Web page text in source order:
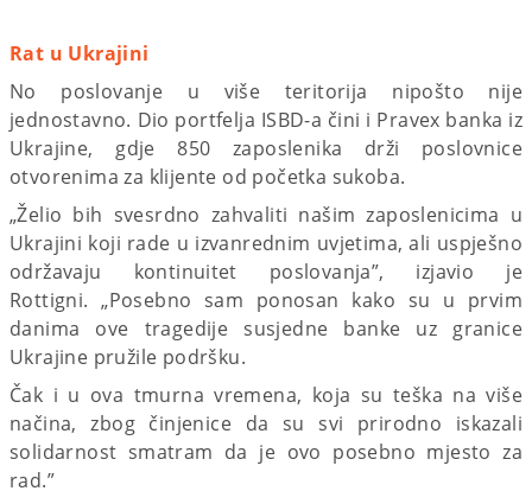
Rat u Ukrajini
No poslovanje u više teritorija nipošto nije
jednostavno. Dio portfelja ISBD-a čini i Pravex banka iz
Ukrajine, gdje 850 zaposlenika drži poslovnice
otvorenima za klijente od početka sukoba.
„Želio bih svesrdno zahvaliti našim zaposlenicima u
Ukrajini koji rade u izvanrednim uvjetima, ali uspješno
održavaju kontinuitet poslovanja”, izjavio je
Rottigni. „Posebno sam ponosan kako su u prvim
danima ove tragedije susjedne banke uz granice
Ukrajine pružile podršku.
Čak i u ova tmurna vremena, koja su teška na više
načina, zbog činjenice da su svi prirodno iskazali
solidarnost smatram da je ovo posebno mjesto za
rad.”